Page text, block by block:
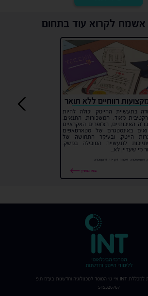
אשמח לקרוא עוד בתחום
בתעשיית ההייטק יכולה להיות
מאוד: המשכורות, התנאים,
האיכותיים, הצ'ופרים האקראיים
באינסטגרם של סטארטאפים
הייטק, ובעיקר התחושה של
לתעשייה המובילה במשק.
מי שעדיין לא...
#חיפושעבודה #עבודה #קריירה #ראיוןעבודה
בואו נמשיך
למכללת INT איי טי המוסד לטכנולוגיה וחדשנות בע"מ ח.פ
515326767